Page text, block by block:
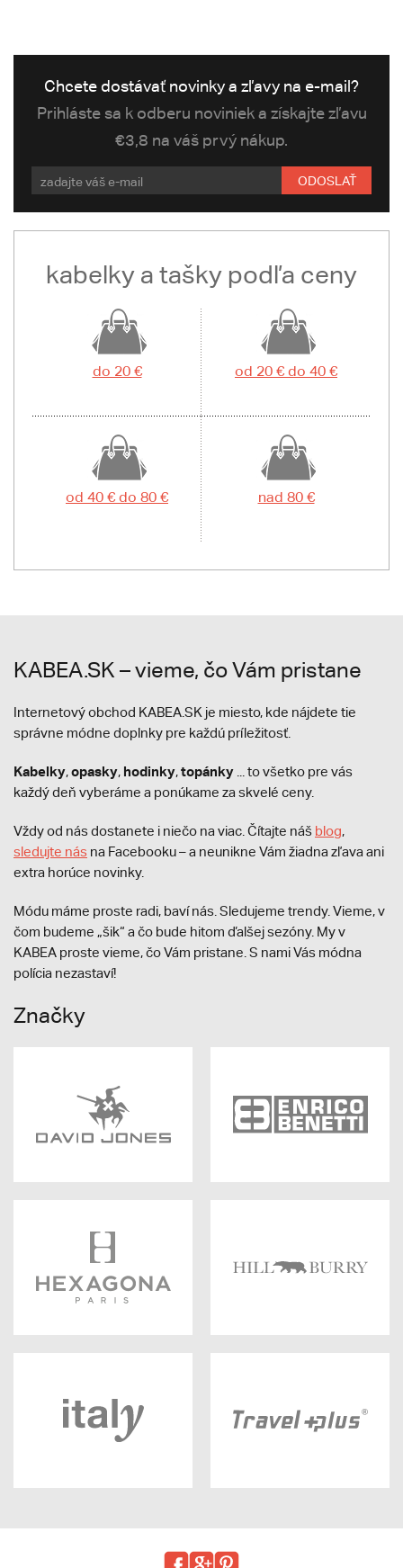
Chcete dostávať novinky a zľavy na e-mail?
Prihláste sa k odberu noviniek a získajte zľavu
€3,8 na váš prvý nákup.
ODOSLAŤ
kabelky a tašky podľa ceny
do 20 € od 20 € do 40 €
od 40 € do 80 € nad 80 €
KABEA.SK – vieme, čo Vám pristane
Internetový obchod KABEA.SK je miesto, kde nájdete tie
správne módne doplnky pre každú príležitosť.
Kabelky,opasky, hodinky,topánky ... to všetko pre vás
každý deň vyberáme a ponúkame za skvelé ceny.
Vždy od nás dostanete i niečo na viac. Čítajte náš blog,
sledujte nás na Facebooku – a neunikne Vám žiadna zľava ani
extra horúce novinky.
Módu máme proste radi, baví nás. Sledujeme trendy. Vieme, v
čom budeme „šik“ a čo bude hitom ďalšej sezóny. My v
KABEA proste vieme, čo Vám pristane. S nami Vás módna
polícia nezastaví!
Značky